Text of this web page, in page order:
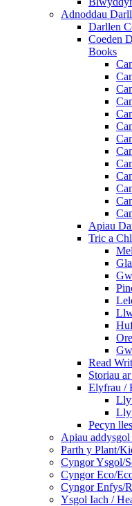
Adnoddau
Darllen
Coeden
Books
Apiau
Tric a
Read
Storiau
Elyfrau /
Pecyn
Apiau
Parth y Plant/
Cyngor Ysgol/
Cyngor Eco/
Cyngor Enfys/
Ysgol Iach /